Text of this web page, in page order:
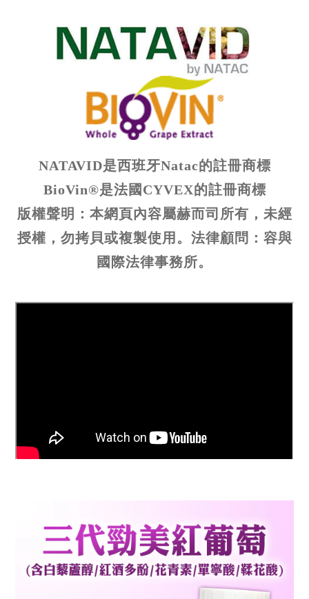
NATAVID是西班牙Natac的註冊商標
BioVin®是法國CYVEX的註冊商標
版權聲明：本網頁內容屬赫而司所有，未經
授權，勿拷貝或複製使用。法律顧問：容與
國際法律事務所。